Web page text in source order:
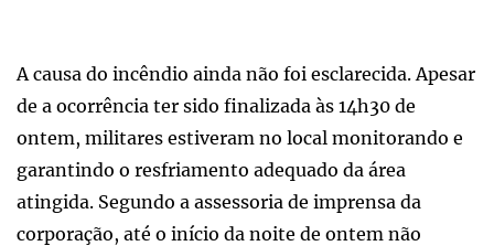
A causa do incêndio ainda não foi esclarecida. Apesar
de a ocorrência ter sido finalizada às 14h30 de
ontem, militares estiveram no local monitorando e
garantindo o resfriamento adequado da área
atingida. Segundo a assessoria de imprensa da
corporação, até o início da noite de ontem não